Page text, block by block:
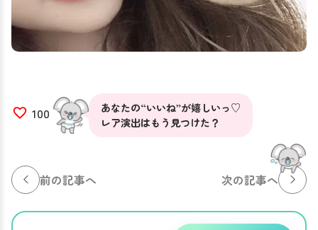
100
あなたの“いいね”が嬉しいっ♡
レア演出はもう見つけた？
前の記事へ 次の記事へ